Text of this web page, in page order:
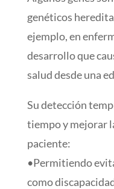
genéticos
ejemplo, en
desarrollo que
salud desde una
Su detección
tiempo y mejorar
paciente:
•Permitiendo
como